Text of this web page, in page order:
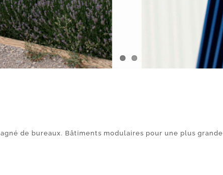
de bureaux. Bâtiments modulaires pour une plus grande